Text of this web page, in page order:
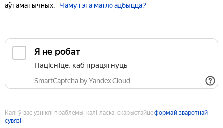
аўтаматычных.
Чаму гэта магло адбыцца?
Я не робат
Націсніце, каб працягнуць
SmartCaptcha by Yandex Cloud
Калі ў вас узніклі праблемы, калі ласка, скарыстайцеформай зваротнай
сувязі